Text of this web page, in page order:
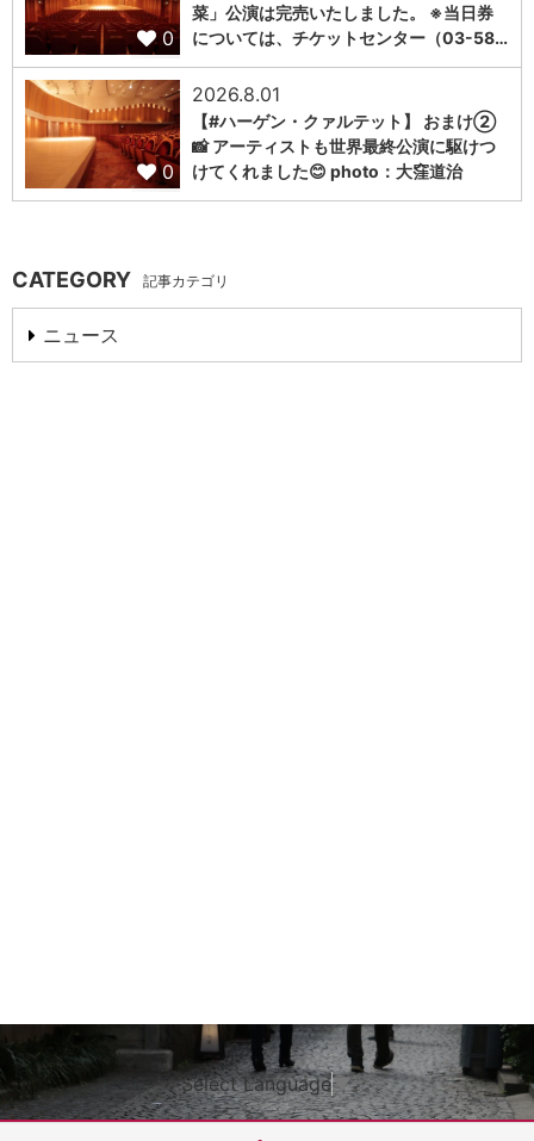
0
菜」公演は完売いたしました。 ※当日券
については、チケットセンター（03-58…
0
2026.8.01
【#ハーゲン・クァルテット】 おまけ②
📸 アーティストも世界最終公演に駆けつ
けてくれました😊 photo：大窪道治
CATEGORY 記事カテゴリ
ニュース
Select Language▼